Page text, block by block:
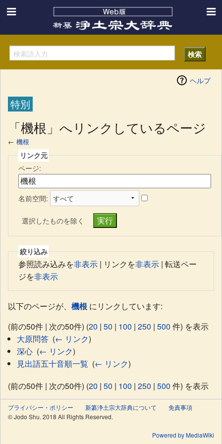
ヘルプ
特別
「機根」へリンクしているページ
← 機根
リンク元
ページ:
名前空間:
選択したものを除く
絞り込み
参照読み込みを非表示 | リンクを非表示 | 転送ペー
ジを非表示
以下のページが、 機根 にリンクしています:
(前の50件 | 次の50件) (20 | 50 | 100 | 250 | 500 件) を表示
大原問答‎ (← リンク)
深心‎ (← リンク)
見出語五十音順一覧 (← リンク)
(前の50件 | 次の50件) (20 | 50 | 100 | 250 | 500 件) を表示
プライバシー・ポリシー 新纂浄土宗大辞典について
免責事項
© Jodo Shu. 2018 All Rights Reserved.
Powered by MediaWiki